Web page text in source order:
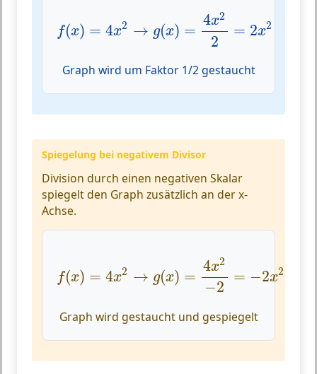
f(x) = 4x2 → g(x) =
4x2
2
= 2x2
2 =
Graph wird um Faktor 1/2 gestaucht
Spiegelung bei negativem Divisor
Division durch einen negativen Skalar
spiegelt den Graph zusätzlich an der x-
Achse.
f(x) = 4x2 → g(x) =
4x2
−2
= −2x2
2− 2
Graph wird gestaucht und gespiegelt